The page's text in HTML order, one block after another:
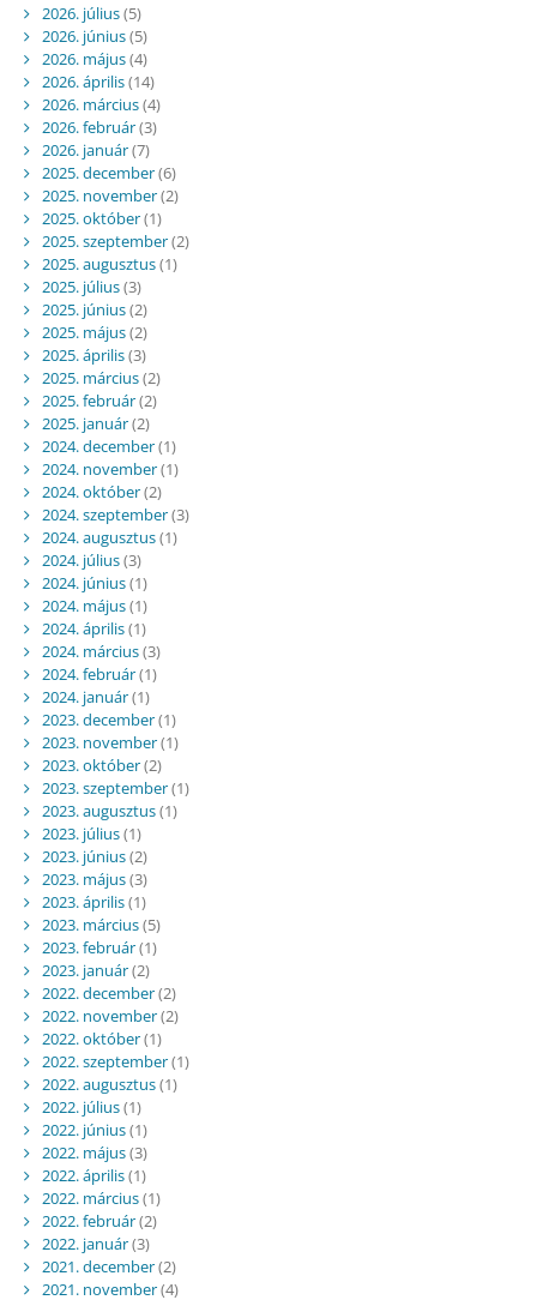
2026. július(5)
2026. június(5)
2026. május(4)
2026. április(14)
2026. március(4)
2026. február(3)
2026. január(7)
2025. december(6)
2025. november(2)
2025. október(1)
2025. szeptember(2)
2025. augusztus(1)
2025. július(3)
2025. június(2)
2025. május(2)
2025. április(3)
2025. március(2)
2025. február(2)
2025. január(2)
2024. december(1)
2024. november(1)
2024. október(2)
2024. szeptember(3)
2024. augusztus(1)
2024. július(3)
2024. június(1)
2024. május(1)
2024. április(1)
2024. március(3)
2024. február(1)
2024. január(1)
2023. december(1)
2023. november(1)
2023. október(2)
2023. szeptember(1)
2023. augusztus(1)
2023. július(1)
2023. június(2)
2023. május(3)
2023. április(1)
2023. március(5)
2023. február(1)
2023. január(2)
2022. december(2)
2022. november(2)
2022. október(1)
2022. szeptember(1)
2022. augusztus(1)
2022. július(1)
2022. június(1)
2022. május(3)
2022. április(1)
2022. március(1)
2022. február(2)
2022. január(3)
2021. december(2)
2021. november(4)